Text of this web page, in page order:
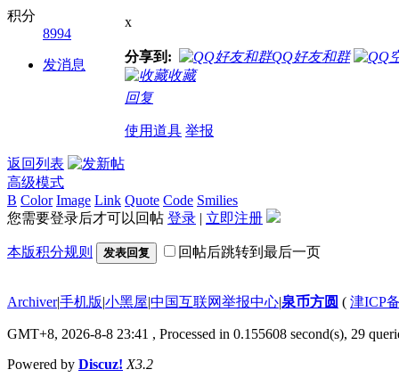
积分
8994
发消息
x
分享到:
QQ好友和群
收藏
回复
使用道具 举报
返回列表
高级模式
B Color Image Link Quote Code Smilies
您需要登录后才可以回帖 登录 | 立即注册
本版积分规则 发表回复 回帖后跳转到最后一页
Archiver|手机版|小黑屋|中国互联网举报中心|泉币方圆 ( 津ICP
GMT+8, 2026-8-8 23:41 , Processed in 0.155608 second(s), 29
Powered by Discuz! X3.2